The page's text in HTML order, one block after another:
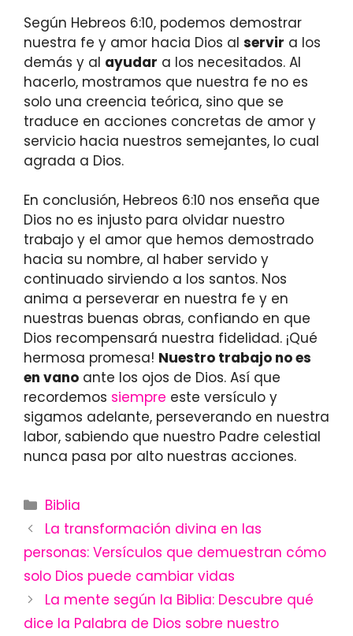
Según Hebreos 6:10, podemos demostrar
nuestra fe y amor hacia Dios al servir a los
demás y al ayudar a los necesitados. Al
hacerlo, mostramos que nuestra fe no es
solo una creencia teórica, sino que se
traduce en acciones concretas de amor y
servicio hacia nuestros semejantes, lo cual
agrada a Dios.
En conclusión, Hebreos 6:10 nos enseña que
Dios no es injusto para olvidar nuestro
trabajo y el amor que hemos demostrado
hacia su nombre, al haber servido y
continuado sirviendo a los santos. Nos
anima a perseverar en nuestra fe y en
nuestras buenas obras, confiando en que
Dios recompensará nuestra fidelidad. ¡Qué
hermosa promesa! Nuestro trabajo no es
en vano ante los ojos de Dios. Así que
recordemos siempre este versículo y
sigamos adelante, perseverando en nuestra
labor, sabiendo que nuestro Padre celestial
nunca pasa por alto nuestras acciones.
Categories
Biblia
La transformación divina en las
personas: Versículos que demuestran cómo
solo Dios puede cambiar vidas
La mente según la Biblia: Descubre qué
dice la Palabra de Dios sobre nuestro